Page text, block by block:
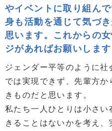
やイベントに取り組ん
身も活動を通じて気づ
思います。これからの
ジがあればお願いします
ジェンダー平等のように
では実現できず、先輩方
きものだと思います。
私たち一人ひとりは小さ
きることはないかを考え、